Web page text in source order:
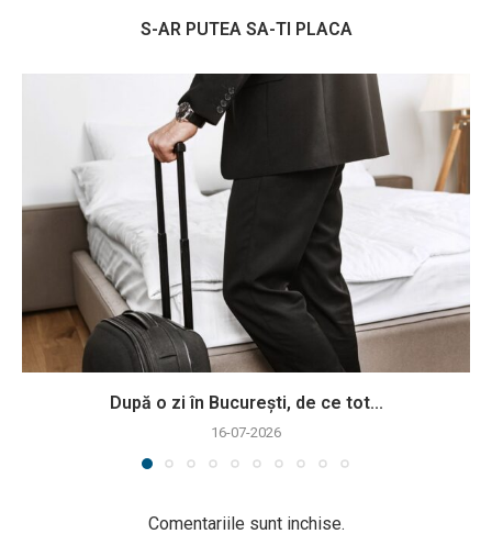
S-AR PUTEA SA-TI PLACA
După o zi în București, de ce tot...
16-07-2026
Comentariile sunt inchise.